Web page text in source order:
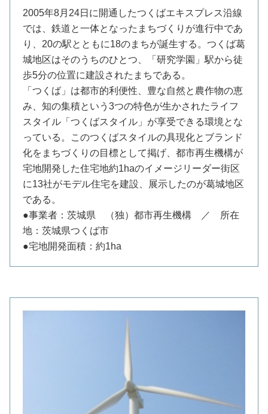
2005年8月24日に開通したつくばエキスプレス沿線
では、鉄道と一体となったまちづくりが進行中であ
り、20の駅とともに18のまちが誕生する。つくば葛
城地区はそのうちのひとつ、「研究学園」駅から徒
歩5分の位置に建設されたまちである。
「つくば」は都市的利便性、豊な自然と農作物の恵
み、知の集積という3つの特色が生かされたライフ
スタイル「つくばスタイル」が享受できる環境とな
っている。このつくばスタイルの具現化とブランド
化をまちづくりの目標として掲げ、都市再生機構が
宅地開発した住宅地約1haのイメージリーダー街区
に13社がモデル住宅を建設、展示したのが葛城地区
である。
●事業者：茨城県 （独）都市再生機構 ／ 所在
地：茨城県つくば市
●宅地開発面積：約1ha